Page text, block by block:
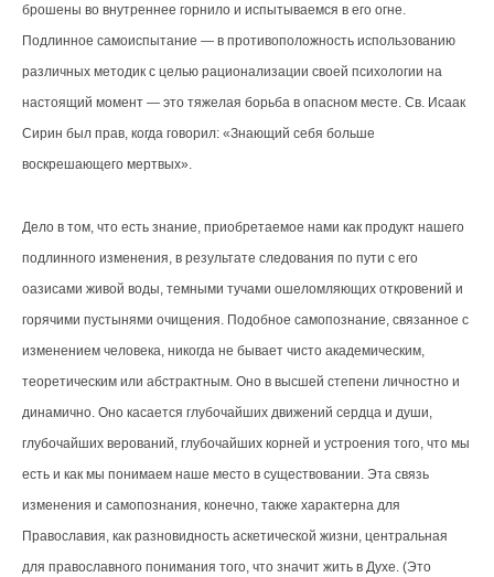
брошены во внутреннее горнило и испытываемся в его огне.
Подлинное самоиспытание — в противоположность использованию
различных методик с целью рационализации своей психологии на
настоящий момент — это тяжелая борьба в опасном месте. Св. Исаак
Сирин был прав, когда говорил: «Знающий себя больше
воскрешающего мертвых».
Дело в том, что есть знание, приобретаемое нами как продукт нашего
подлинного изменения, в результате следования по пути с его
оазисами живой воды, темными тучами ошеломляющих откровений и
горячими пустынями очищения. Подобное самопознание, связанное с
изменением человека, никогда не бывает чисто академическим,
теоретическим или абстрактным. Оно в высшей степени личностно и
динамично. Оно касается глубочайших движений сердца и души,
глубочайших верований, глубочайших корней и устроения того, что мы
есть и как мы понимаем наше место в существовании. Эта связь
изменения и самопознания, конечно, также характерна для
Православия, как разновидность аскетической жизни, центральная
для православного понимания того, что значит жить в Духе. (Это